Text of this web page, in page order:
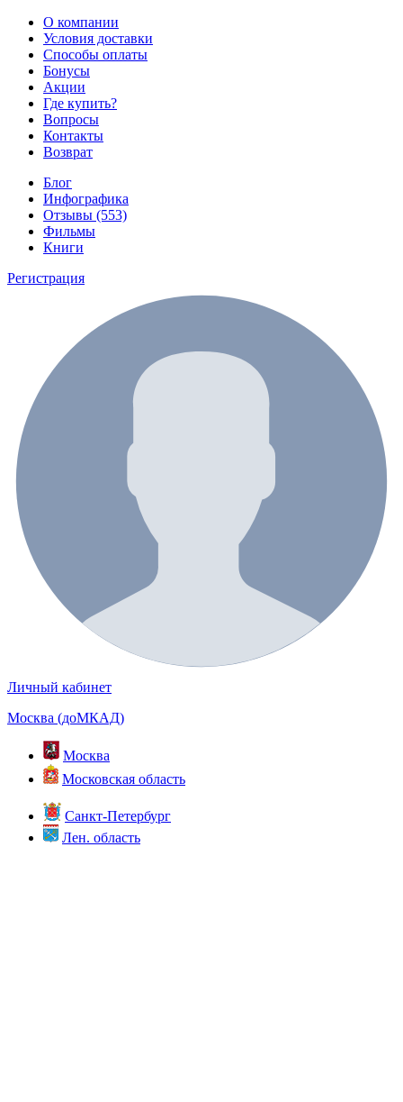
О компании
Условия доставки
Способы оплаты
Бонусы
Акции
Где купить?
Вопросы
Контакты
Возврат
Блог
Инфографика
Отзывы (553)
Фильмы
Книги
Регистрация
Личный кабинет
Москва (доМКАД)
Москва
Московская область
Санкт-Петербург
Лен. область